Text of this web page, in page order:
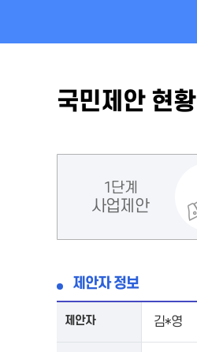
국민제안 현황
1단계
사업제안
제안자 정보
제안자 김*영